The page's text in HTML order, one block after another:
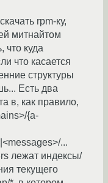
rpm-ку,
митнайтом
что куда
что касается
структуры
Есть два
в, как правило,
{a-
...
лежат индексы/
текущего